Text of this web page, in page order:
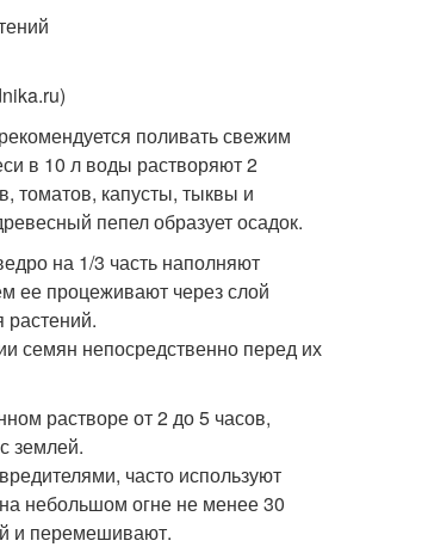
поливать свежим
в 10 л воды растворяют 2
томатов, капусты, тыквы и
пепел образует осадок.
на 1/3 часть наполняют
ее процеживают через слой
семян непосредственно перед их
растворе от 2 до 5 часов,
землей.
часто используют
небольшом огне не менее 30
и перемешивают.